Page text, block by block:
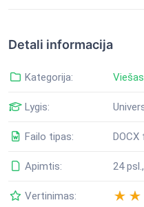
Detali informacija
Kategorija:
Lygis:
Failo tipas: DOCX
Apimtis: 24
Vertinimas: